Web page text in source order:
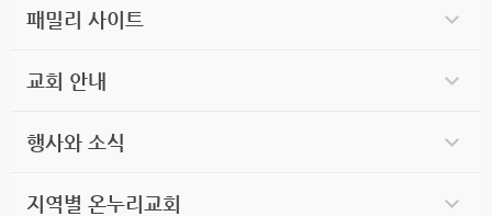
패밀리 사이트
교회 안내
행사와 소식
지역별 온누리교회